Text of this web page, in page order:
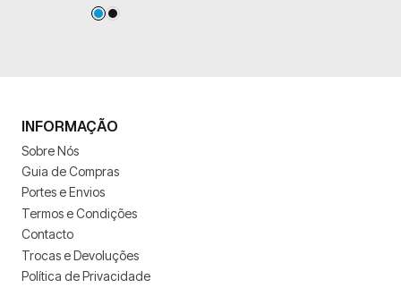
INFORMAÇÃO
Sobre Nós
Guia de Compras
Portes e Envios
Termos e Condições
Contacto
Trocas e Devoluções
Política de Privacidade